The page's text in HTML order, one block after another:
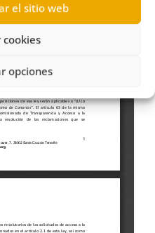
el sitio web
cookies
opciones